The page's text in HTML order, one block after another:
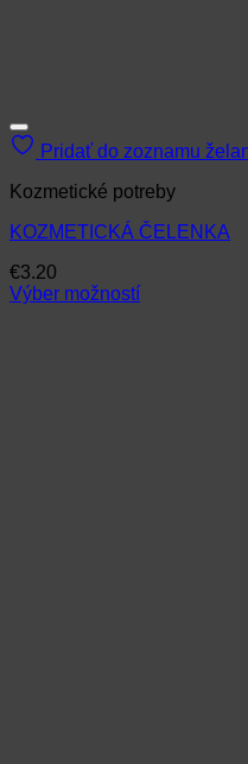
Pridať do zoznamu
Kozmetické potreby
KOZMETICKÁ ČELENKA
€3.20
Výber možností